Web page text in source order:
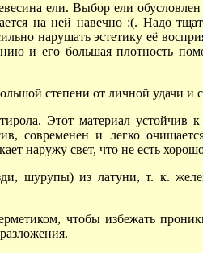
ели. Выбор ели
на ней навечно :(. Надо
нарушать эстетику её
и его большая плотность
степени от личной удачи и
Этот материал устойчив
современен и легко
наружу свет, что не есть
шурупы) из латуни, т. к.
чтобы избежать